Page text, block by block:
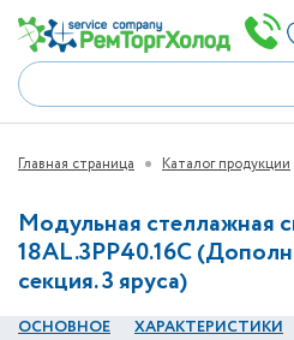
Главная страница Каталог продукции
Модульная стеллажная
18AL.3PP40.16C
секция. 3 яруса)
ОСНОВНОЕ ХАРАКТЕРИСТИКИ